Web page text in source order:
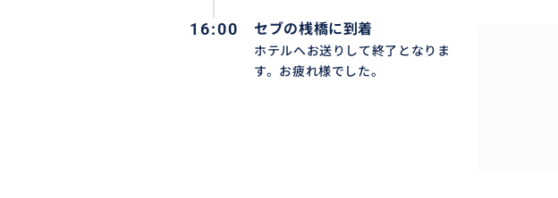
16:00 セブの桟橋に到着
ホテルへお送りして終了となりま
す。お疲れ様でした。